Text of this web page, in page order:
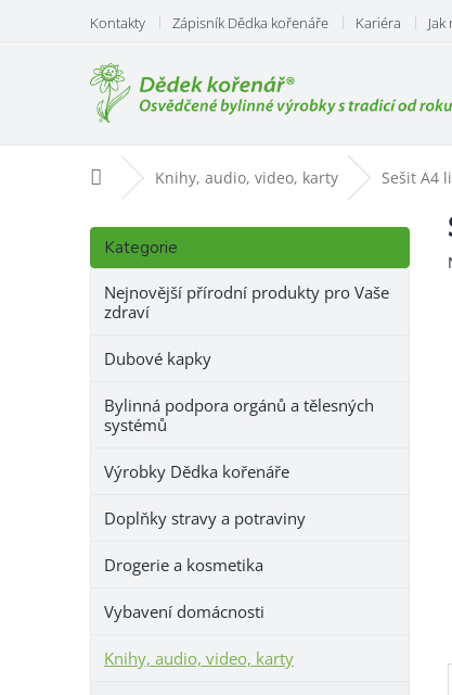
obsah
Kontakty Zápisník Dědka kořenáře Kariéra
Domů Knihy, audio, video, karty Sešit A4
P
s
Přeskočit
kategorie
Kategorie
Nejnovější přírodní produkty pro Vaše
zdraví
Dubové kapky
Bylinná podpora orgánů a tělesných
systémů
Výrobky Dědka kořenáře
Doplňky stravy a potraviny
Drogerie a kosmetika
Vybavení domácnosti
Knihy, audio, video, karty